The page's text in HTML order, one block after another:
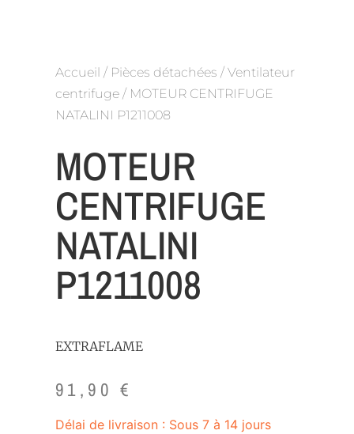
Accueil / Pièces détachées / Ventilateur
centrifuge / MOTEUR CENTRIFUGE
NATALINI P1211008
MOTEUR
CENTRIFUGE
NATALINI
P1211008
EXTRAFLAME
91,90€
Délai de livraison : Sous 7 à 14 jours